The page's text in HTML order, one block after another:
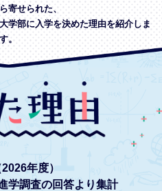
寄せられた、
学部に入学を決めた理由を紹介しま
す。
年度）
学調査の回答より集計